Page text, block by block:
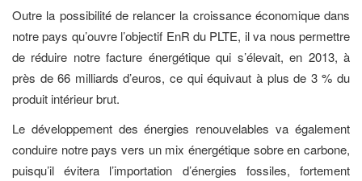
Outre la possibilité de relancer la croissance économique dans
notre pays qu’ouvre l’objectif EnR du PLTE, il va nous permettre
de réduire notre facture énergétique qui s’élevait, en 2013, à
près de 66 milliards d’euros, ce qui équivaut à plus de 3 % du
produit intérieur brut.
Le développement des énergies renouvelables va également
conduire notre pays vers un mix énergétique sobre en carbone,
puisqu’il évitera l’importation d’énergies fossiles, fortement